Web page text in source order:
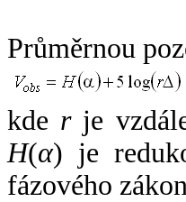
Průměrnou
kde rje
H(α) je
fázového